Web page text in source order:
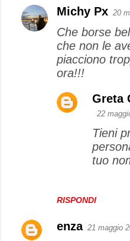
i
Michy Px 20
Che borse
che non le
piacciono
ora!!!
RISPONDI
Greta
22
Tieni
tuo
enza 21 maggio